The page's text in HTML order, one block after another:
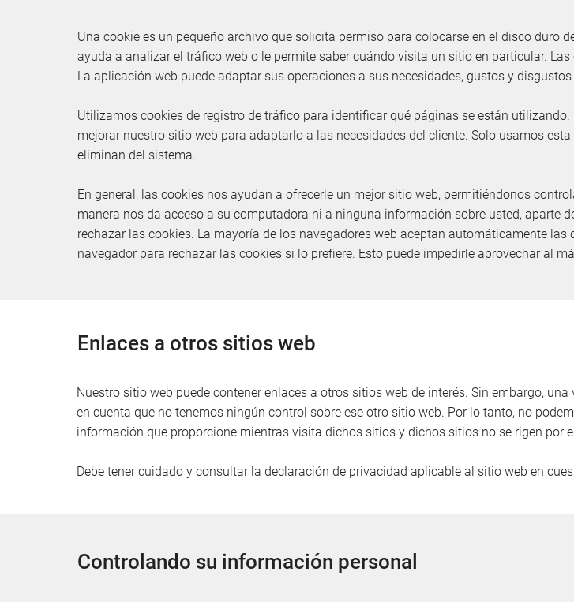
Una cookie es un pequeño archivo que solicita permiso para colocarse en el disco duro
ayuda a analizar el tráfico web o le permite saber cuándo visita un sitio en particular.
La aplicación web puede adaptar sus operaciones a sus necesidades, gustos y
Utilizamos cookies de registro de tráfico para identificar qué páginas se están
mejorar nuestro sitio web para adaptarlo a las necesidades del cliente. Solo usamos
eliminan del sistema.
En general, las cookies nos ayudan a ofrecerle un mejor sitio web, permitiéndonos
manera nos da acceso a su computadora ni a ninguna información sobre usted, aparte
rechazar las cookies. La mayoría de los navegadores web aceptan automáticamente
navegador para rechazar las cookies si lo prefiere. Esto puede impedirle aprovechar al
Enlaces a otros sitios web
Nuestro sitio web puede contener enlaces a otros sitios web de interés. Sin embargo,
en cuenta que no tenemos ningún control sobre ese otro sitio web. Por lo tanto, no
información que proporcione mientras visita dichos sitios y dichos sitios no se rigen por
Debe tener cuidado y consultar la declaración de privacidad aplicable al sitio web en
Controlando su información personal